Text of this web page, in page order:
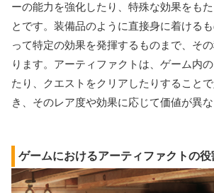
ーの能力を強化したり、特殊な効果をも
とです。装備品のように直接身に着ける
って特定の効果を発揮するものまで、そ
ります。アーティファクトは、ゲーム内
たり、クエストをクリアしたりすること
き、そのレア度や効果に応じて価値が異な
ゲームにおけるアーティファクトの役